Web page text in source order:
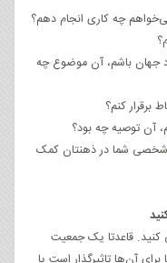
چه کاری انجام دهم؟
جهان باشم، آن موضوع چه
برقرار کنم؟
آن توصیه چه بود؟
شخصی شما در ذهنتان کمک
کنید. قاعدتا یک جمعیت